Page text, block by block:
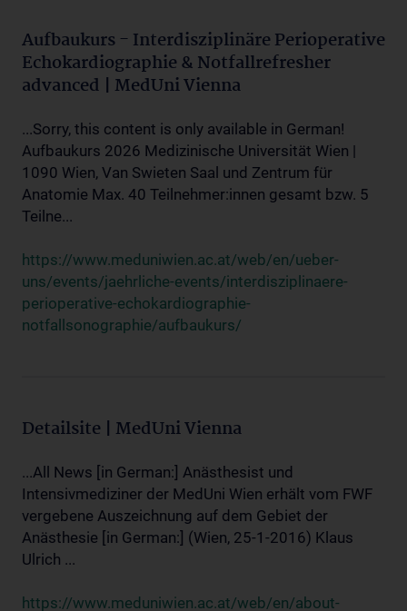
Aufbaukurs - Interdisziplinäre Perioperative
Echokardiographie & Notfallrefresher
advanced | MedUni Vienna
...Sorry, this content is only available in German!
Aufbaukurs 2026 Medizinische Universität Wien |
1090 Wien, Van Swieten Saal und Zentrum für
Anatomie Max. 40 Teilnehmer:innen gesamt bzw. 5
Teilne...
https://www.meduniwien.ac.at/web/en/ueber-
uns/events/jaehrliche-events/interdisziplinaere-
perioperative-echokardiographie-
notfallsonographie/aufbaukurs/
Detailsite | MedUni Vienna
...All News [in German:] Anästhesist und
Intensivmediziner der MedUni Wien erhält vom FWF
vergebene Auszeichnung auf dem Gebiet der
Anästhesie [in German:] (Wien, 25-1-2016) Klaus
Ulrich ...
https://www.meduniwien.ac.at/web/en/about-